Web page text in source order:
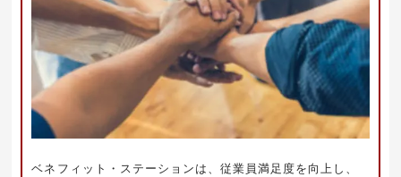
ベネフィット・ステーションは、従業員満足度を向上し、